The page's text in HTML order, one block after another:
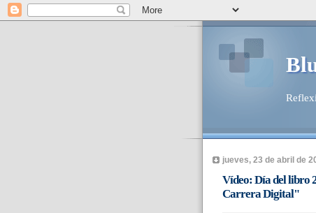
jueves, 23 de abril de
Vídeo: Día del libro
Carrera Digital"